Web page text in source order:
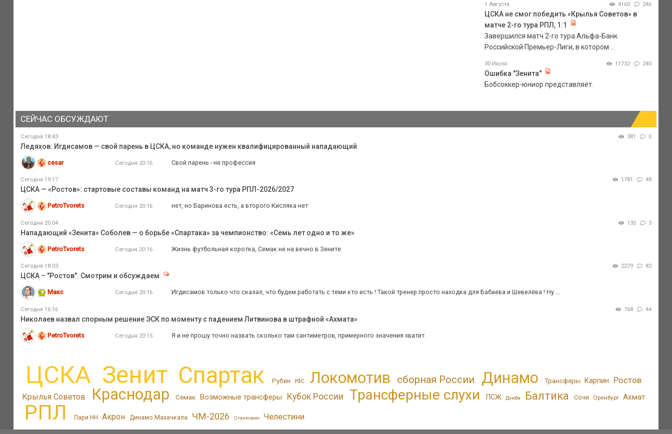
1 Августа 4160 246
ЦСКА не смог победить «Крылья Советов» в
матче 2-го тура РПЛ, 1:1
Завершился матч 2-го тура Альфа-Банк
Российской Премьер-Лиги, в котором ...
30 Июля 11732 240
Ошибка "Зенита"
Бобсоккер-юниор представляет.
СЕЙЧАС ОБСУЖДАЮТ
Сегодня 18:43 381 0
Ледяхов: Игдисамов — свой парень в ЦСКА, но команде нужен квалифицированный нападающий
cesar Сегодня 20:16 Свой парень - не профессия
Сегодня 19:17 1781 48
ЦСКА — «Ростов»: стартовые составы команд на матч 3-го тура РПЛ-2026/2027
PetroTvorets Сегодня 20:16 нет, но Баринова есть, а второго Кисляка нет
Сегодня 20:04 135 3
Нападающий «Зенита» Соболев — о борьбе «Спартака» за чемпионство: «Семь лет одно и то же»
PetroTvorets Сегодня 20:16 Жизнь футбольная коротка, Семак не на вечно в Зените
Сегодня 18:03 2279 82
ЦСКА – "Ростов". Смотрим и обсуждаем
Макс Сегодня 20:16 Игдисамов только что сказал, что будем работать с теми кто есть ! Такой тренер просто находка для Бабаева и Шевелёва ! Ну ...
Сегодня 16:16 768 44
Николаев назвал спорным решение ЭСК по моменту с падением Литвинова в штрафной «Ахмата»
PetroTvorets Сегодня 20:15 Я и не прошу точно назвать сколько там сантиметров, примерного значения хватит.
ЦСКА Зенит Спартак Рубин РФС Локомотив сборная России Динамо Трансферы Карпин Ростов
Крылья Советов Краснодар Семак Возможные трансферы Кубок России Трансферные слухи ПСЖ Дзюба Балтика Сочи Оренбург Ахмат
РПЛ Пари НН Акрон Динамо Махачкала ЧМ-2026 Станкович Челестини